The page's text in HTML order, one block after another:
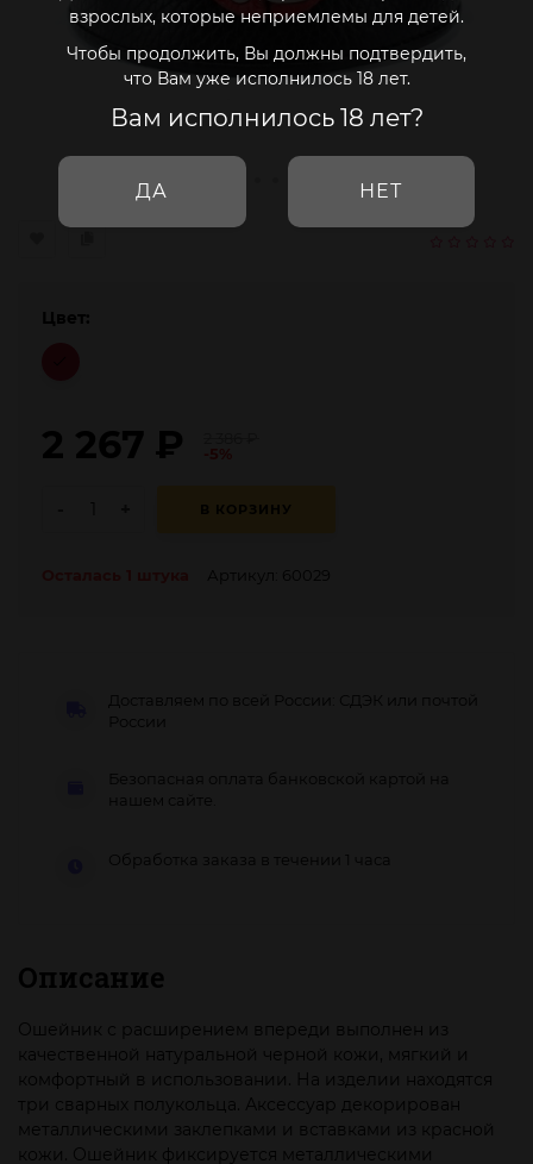
взрослых, которые неприемлемы для детей.
Чтобы продолжить, Вы должны подтвердить,
что Вам уже исполнилось 18 лет.
Вам исполнилось 18 лет?
ДА НЕТ
Цвет:
2 267 ₽
В КОРЗИНУ
Артикул: 60029
Доставляем по всей России: СДЭК или почтой
Безопасная оплата банковской картой на
нашем сайте.
Обработка заказа в течении 1 часа
Описание
Ошейник с расширением впереди выполнен из
качественной натуральной черной кожи, мягкий и
комфортный в использовании. На изделии находятся
три сварных полукольца. Аксессуар декорирован
металлическими заклепками и вставками из красной
кожи. Ошейник фиксируется металлическими